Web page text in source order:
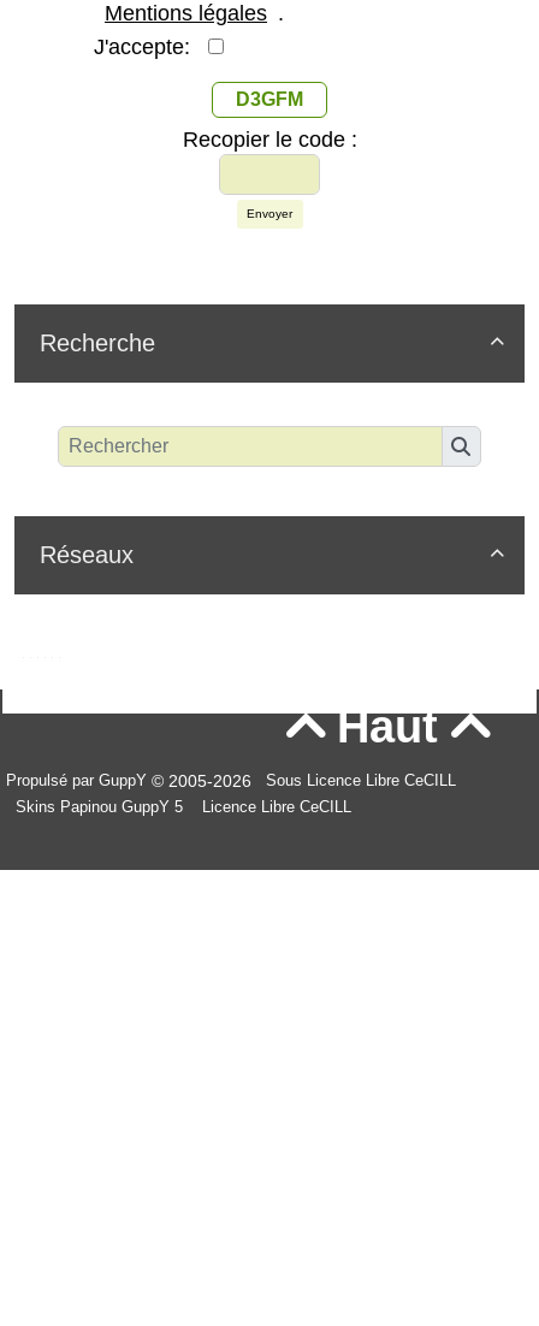
Mentions légales .
J'accepte:
D3GFM
Recopier le code :
Envoyer

Recherche

Réseaux
Haut
Propulsé par GuppY © 2005-2026
Sous Licence Libre CeCILL
Skins Papinou GuppY 5
Licence Libre CeCILL